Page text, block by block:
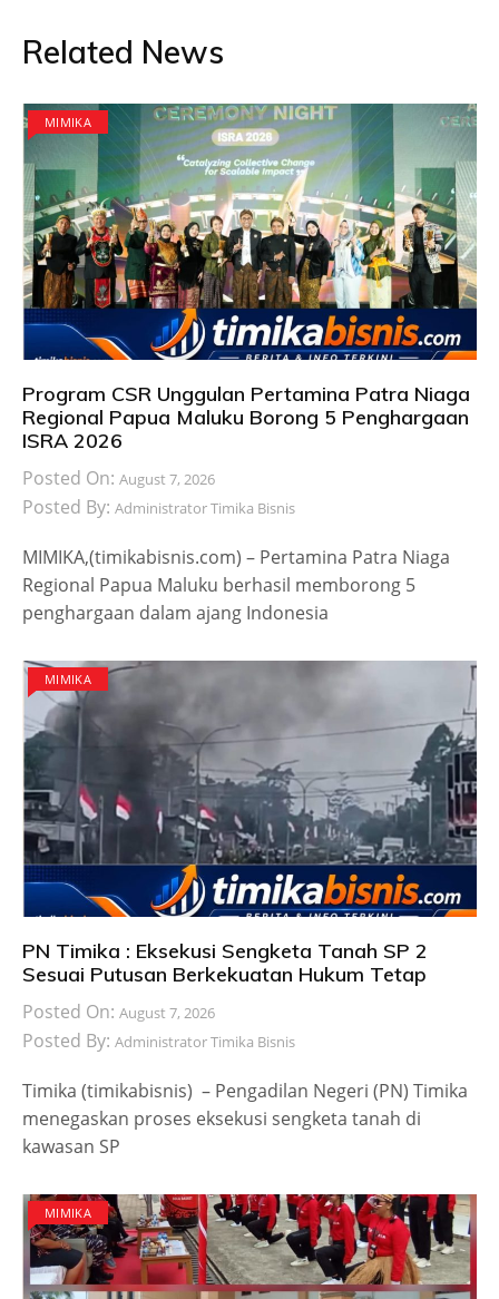
Related News
MIMIKA
Program CSR Unggulan Pertamina Patra Niaga
Regional Papua Maluku Borong 5 Penghargaan
ISRA 2026
Posted On: August 7, 2026
Posted By: Administrator Timika Bisnis
MIMIKA,(timikabisnis.com) – Pertamina Patra Niaga
Regional Papua Maluku berhasil memborong 5
penghargaan dalam ajang Indonesia
MIMIKA
PN Timika : Eksekusi Sengketa Tanah SP 2
Sesuai Putusan Berkekuatan Hukum Tetap
Posted On: August 7, 2026
Posted By: Administrator Timika Bisnis
Timika (timikabisnis) – Pengadilan Negeri (PN) Timika
menegaskan proses eksekusi sengketa tanah di
kawasan SP
MIMIKA